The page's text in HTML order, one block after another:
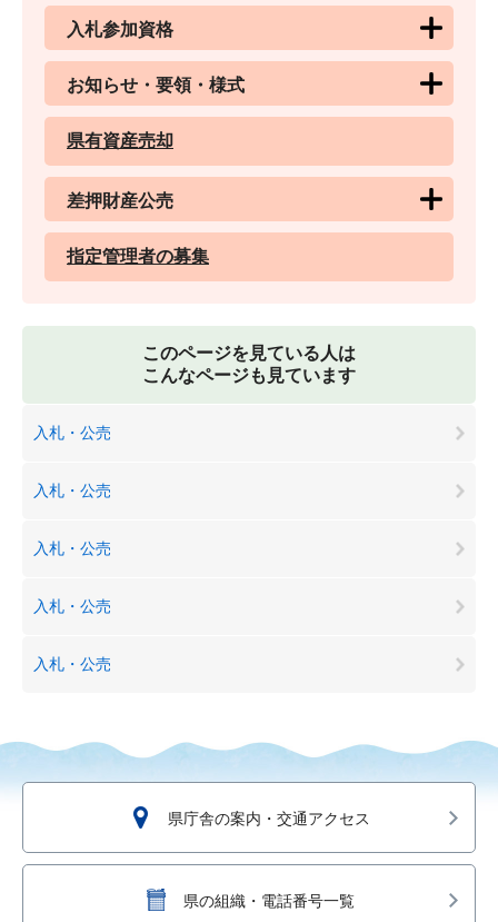
入札参加資格
お知らせ・要領・様式
県有資産売却
差押財産公売
指定管理者の募集
このページを見ている人は
こんなページも見ています
入札・公売
入札・公売
入札・公売
入札・公売
入札・公売
県庁舎の案内・交通アクセス
県の組織・電話番号一覧